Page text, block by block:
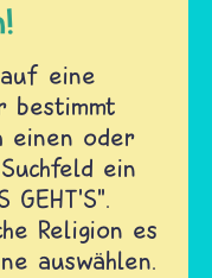
eine
bestimmt
einen oder
ein
Religion es
auswählen.